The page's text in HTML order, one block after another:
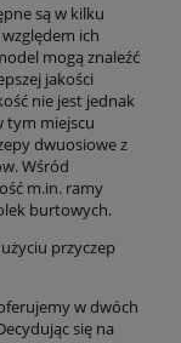
są w kilku
ich
mogą znaleźć
jakości
nie jest jednak
tym miejscu
dwuosiowe z
Wśród
m.in. ramy
burtowych.
przyczep
w dwóch
się na